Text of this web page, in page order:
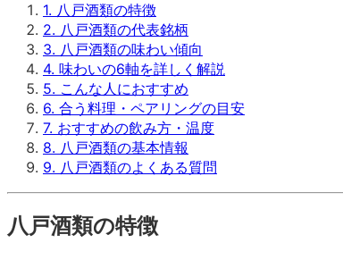
1. 八戸酒類の特徴
2. 八戸酒類の代表銘柄
3. 八戸酒類の味わい傾向
4. 味わいの6軸を詳しく解説
5. こんな人におすすめ
6. 合う料理・ペアリングの目安
7. おすすめの飲み方・温度
8. 八戸酒類の基本情報
9. 八戸酒類のよくある質問
八戸酒類の特徴